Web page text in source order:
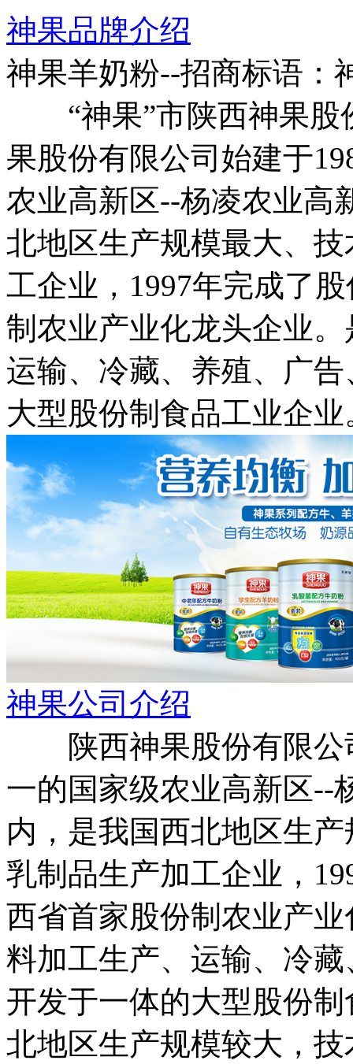
神果品牌介绍
神果羊奶粉--招商标语：
“神果”市陕西神果股
果股份有限公司始建于
农业高新区--杨凌农业高
北地区生产规模最大、
工企业，1997年完成了
制农业产业化龙头企业
运输、冷藏、养殖、广
大型股份制食品工业企业
神果公司介绍
陕西神果股份有限公
一的国家级农业高新区--
内，是我国西北地区生
乳制品生产加工企业，
西省首家股份制农业产
料加工生产、运输、冷
开发于一体的大型股份
北地区生产规模较大，